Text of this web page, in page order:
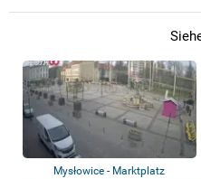
Mysłowice - Marktplatz